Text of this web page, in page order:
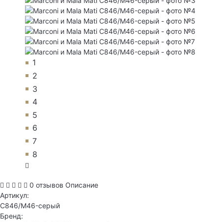
1
2
3
4
5
6
7
8
0 отзывов Описание
Артикул:
C846/M46-серый
Бренд: